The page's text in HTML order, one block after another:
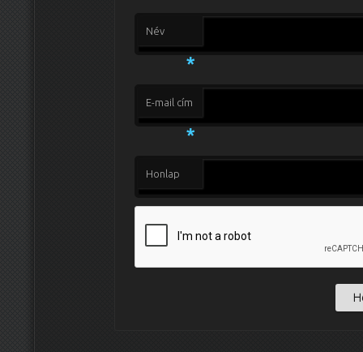
Név
*
E-mail cím
*
Honlap